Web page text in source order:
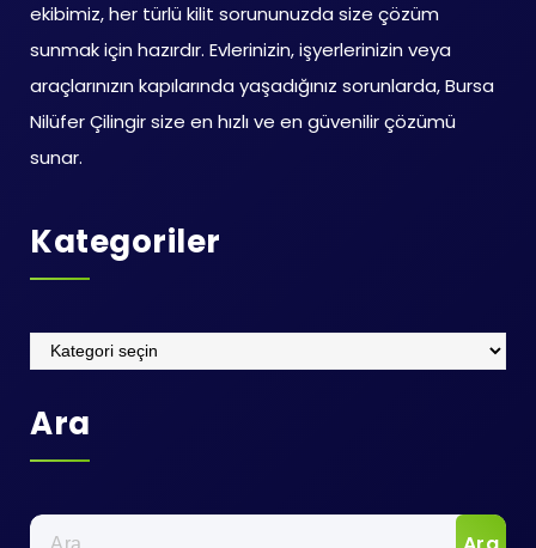
ekibimiz, her türlü kilit sorununuzda size çözüm
sunmak için hazırdır. Evlerinizin, işyerlerinizin veya
araçlarınızın kapılarında yaşadığınız sorunlarda, Bursa
Nilüfer Çilingir size en hızlı ve en güvenilir çözümü
sunar.
Kategoriler
Kategoriler
Ara
Arama: